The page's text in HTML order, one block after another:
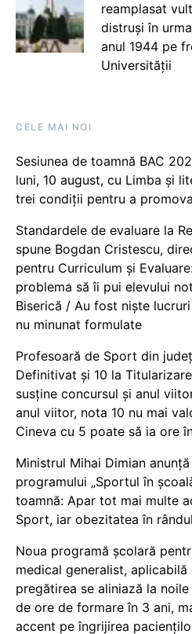
reamplasat
distruși în
anul 1944 pe
Universității
CELE MAI NOI
Sesiunea de toamnă BAC
luni, 10 august, cu Limba și
trei condiții pentru a
Standardele de evaluare la
spune Bogdan Cristescu,
pentru Curriculum și
problema să îi pui elevului
Biserică / Au fost niște
nu minunat formulate
Profesoară de Sport din
Definitivat și 10 la
susține concursul și anul
anul viitor, nota 10 nu mai
Cineva cu 5 poate să ia ore
Ministrul Mihai Dimian
programului „Sportul în
toamnă: Apar tot mai multe
Sport, iar obezitatea în
Noua programă școlară
medical generalist,
pregătirea se aliniază la
de ore de formare în 3 ani,
accent pe îngrijirea